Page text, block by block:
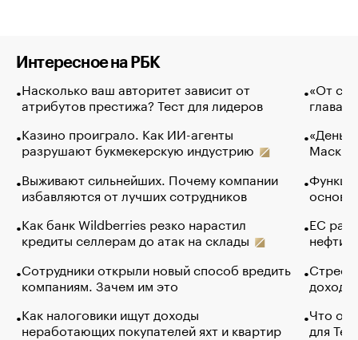
Интересное на РБК
Насколько ваш авторитет зависит от
атрибутов престижа? Тест для лидеров
Казино проиграло. Как ИИ-агенты
разрушают букмекерскую индустрию
Выживают сильнейших. Почему компании
избавляются от лучших сотрудников
Как банк Wildberries резко нарастил
кредиты селлерам до атак на склады
Сотрудники открыли новый способ вредить
компаниям. Зачем им это
Как налоговики ищут доходы
неработающих покупателей яхт и квартир
«От
глава
Маск в
основ
ЕС
нефти
Что
для